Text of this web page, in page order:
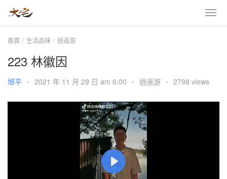
首頁 生活品味 逍遥游
223 林徽因
旭平 • 2021 年 11 月 29 日 am 6:00 • 逍遥游 • 2798 views
P